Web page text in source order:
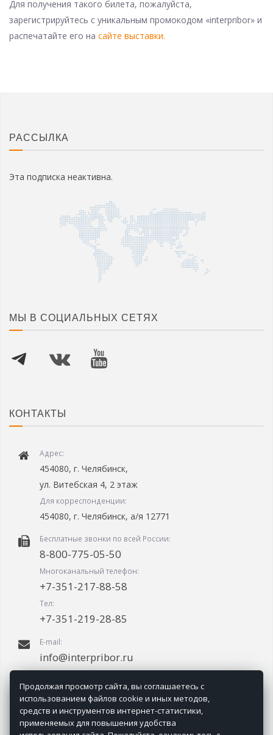
Для получения такого билета, пожалуйста,
зарегистрируйтесь с уникальным промокодом «interpribor» и
распечатайте его на сайте выставки.
РАССЫЛКА
Эта подписка неактивна.
МЫ В СОЦИАЛЬНЫХ СЕТЯХ
КОНТАКТЫ
Адрес:
454080, г. Челябинск,
ул. Витебская 4, 2 этаж
Для корреспонденции:
454080, г. Челябинск, а/я 12771
Бесплатные звонки по всей России:
8-800-775-05-50
Многоканальный телефон:
+7-351-217-88-58
Тел:
+7-351-219-28-85
E-mail:
info@interpribor.ru
09.00-18.00 (мск + 2.00)
Продолжая просмотр сайта, вы соглашаетесь с
использованием файлов cookie и иных методов,
средств и инструментов интернет-статистики,
применяемых для повышения удобства